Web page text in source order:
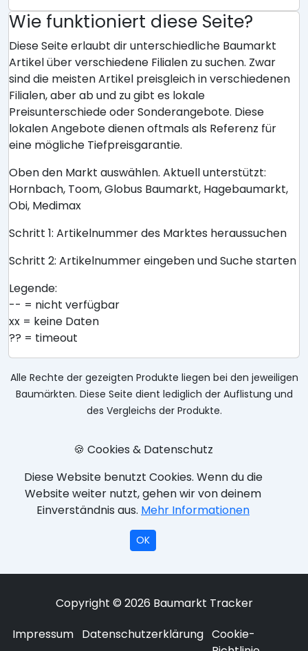
Wie funktioniert diese Seite?
Diese Seite erlaubt dir unterschiedliche Baumarkt
Artikel über verschiedene Filialen zu suchen. Zwar
sind die meisten Artikel preisgleich in verschiedenen
Filialen, aber ab und zu gibt es lokale
Preisunterschiede oder Sonderangebote. Diese
lokalen Angebote dienen oftmals als Referenz für
eine mögliche Tiefpreisgarantie.
Oben den Markt auswählen. Aktuell unterstützt:
Hornbach, Toom, Globus Baumarkt, Hagebaumarkt,
Obi, Medimax
Schritt 1: Artikelnummer des Marktes heraussuchen
Schritt 2: Artikelnummer eingeben und Suche starten
Legende:
-- = nicht verfügbar
xx = keine Daten
?? = timeout
Alle Rechte der gezeigten Produkte liegen bei den jeweiligen
Baumärkten. Diese Seite dient lediglich der Auflistung und
des Vergleichs der Produkte.
🍪 Cookies & Datenschutz
Diese Website benutzt Cookies. Wenn du die
Website weiter nutzt, gehen wir von deinem
Einverständnis aus. Mehr Informationen
OK
Copyright © 2026 Baumarkt Tracker
Impressum Datenschutzerklärung Cookie-